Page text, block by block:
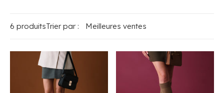
6 produitsTrier par :